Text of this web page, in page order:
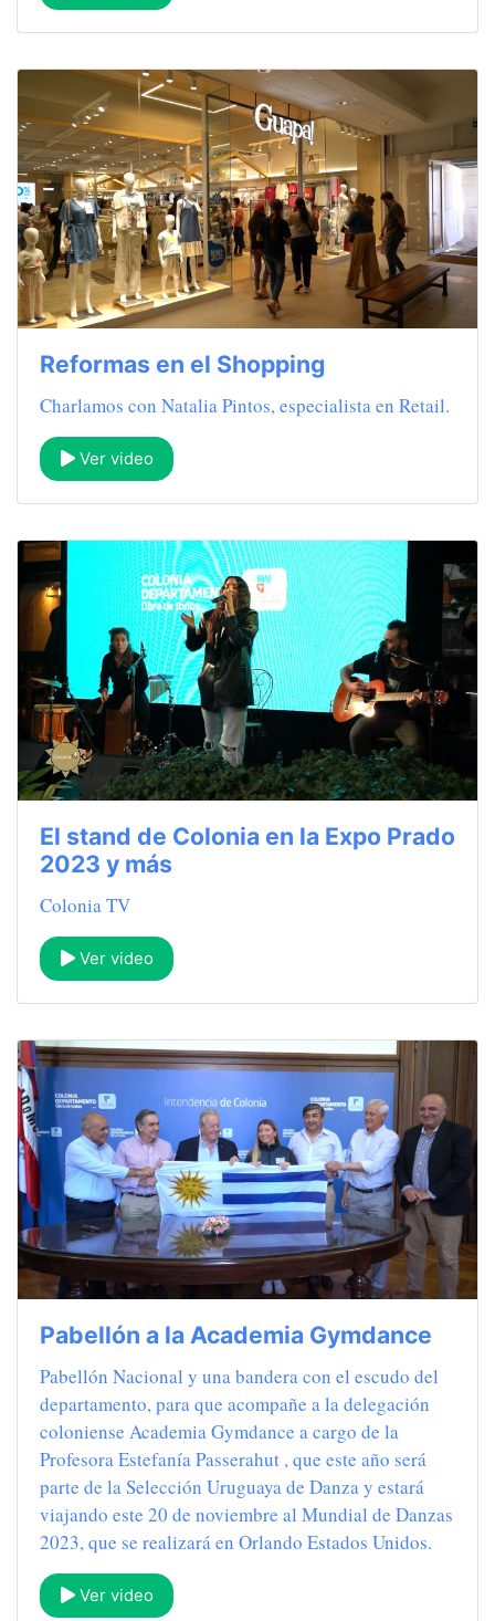
Reformas en el Shopping
Charlamos con Natalia Pintos, especialista en Retail.
Ver video
El stand de Colonia en la Expo Prado
2023 y más
Colonia TV
Ver video
Pabellón a la Academia Gymdance
Pabellón Nacional y una bandera con el escudo del
departamento, para que acompañe a la delegación
coloniense Academia Gymdance a cargo de la
Profesora Estefanía Passerahut , que este año será
parte de la Selección Uruguaya de Danza y estará
viajando este 20 de noviembre al Mundial de Danzas
2023, que se realizará en Orlando Estados Unidos.
Ver video